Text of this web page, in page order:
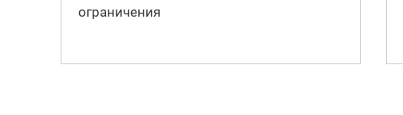
ограничения